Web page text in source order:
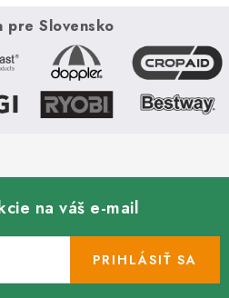
pre Slovensko
na váš e-mail
PRIHLÁSIŤ SA